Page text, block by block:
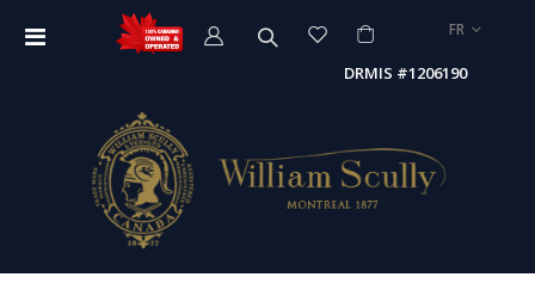
LANGUE
FR
Affichage
DRMIS #1206190